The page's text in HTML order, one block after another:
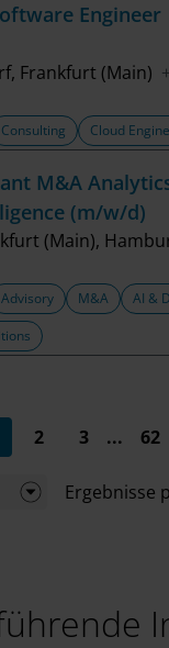
Engineer
Frankfurt (Main)
Consulting Cloud
M&A
(m/w/d)
(Main),
Advisory M&A
AI &
(current)
2 3 ... 62
Ergebnisse